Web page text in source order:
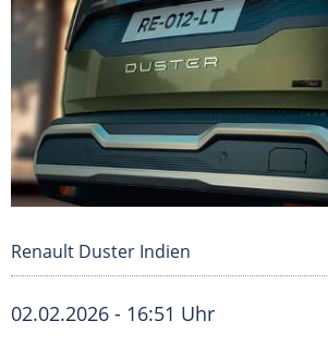
Renault Duster Indien
02.02.2026 - 16:51 Uhr